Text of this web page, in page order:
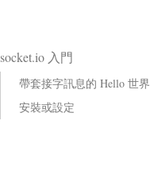
socket.io 入門
帶套接字訊息的 Hello 世界
安裝或設定